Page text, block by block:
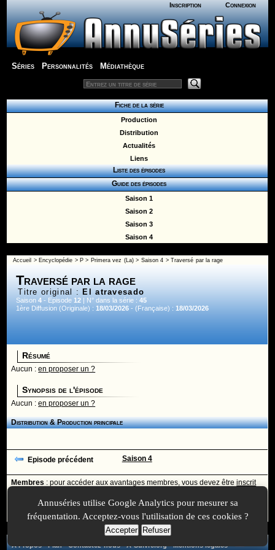
Inscription Connexion
Séries Personnalités Médiathèque
Fiche de la série
Production
Distribution
Actualités
Liens
Liste des épisodes
Guide des épisodes
Saison 1
Saison 2
Saison 3
Saison 4
Accueil > Encyclopédie > P > Primera vez (La)> Saison 4 > Traversé par la rage
Traversé par la rage
Titre original : El atravesado
Saison4 - Episode12 | N° dans la série :45
1ère Diffusion (Originale) :18/03/2026 - (Française) :18/03/2026
Résumé
Aucun :en proposer un ?
Synopsis de l'épisode
Aucun :en proposer un ?
Distribution & Production principale
Episode précédent Saison 4
Membres : pour accéder aux avantages membres, vous devez êtreinscrit
Ajoutée le :30/11/-0001 à 00:00 -Mise à jour le :22/07/2026 à 22:14
A Propos-Plan-Contactez-nous-A-Suivre.org-Mentions légales-
Annuséries utilise Google Analytics pour mesurer sa
fréquentation. Acceptez-vous l'utilisation de ces cookies ?
Accepter Refuser